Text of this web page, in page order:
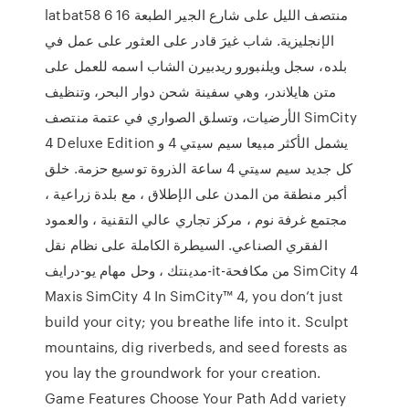
latbat58 6 16 منتصف الليل على شارع الجير الطبعة
الإنجليزية. شاب غيرَ قادر على العثور على عمل في
بلده، سجل ويلنبورو ريدبيرن الشاب اسمه للعمل على
متن هايلاندر، وهي سفينة شحن دوار البحر، وتنظيف
الأرضيات، وتسلق الصواري في عتمة منتصف SimCity
4 Deluxe Edition يشمل الأكثر مبيعا سيم سيتي 4 و
كل جديد سيم سيتي 4 ساعة الذروة توسيع حزمة. خلق
أكبر منطقة من المدن على الإطلاق ، مع بلدة زراعية ،
مجتمع غرفة نوم ، مركز تجاري عالي التقنية ، والعمود
الفقري الصناعي. السيطرة الكاملة على نظام نقل
مدينتك ، وحل مهام يو-درايف-it-من مكافحة SimCity 4
Maxis SimCity 4 In SimCity™ 4, you don’t just
build your city; you breathe life into it. Sculpt
mountains, dig riverbeds, and seed forests as
you lay the groundwork for your creation.
Game Features Choose Your Path Add variety